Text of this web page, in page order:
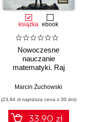
książka ebook
Nowoczesne
nauczanie
matematyki. Raj
kalkulatora?
Marcin Żuchowski
(23,94 zł najniższa cena z 30 dni)
33.90 zł